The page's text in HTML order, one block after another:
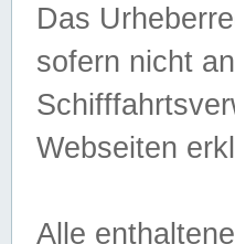
Das
sofern nicht
Webseiten
Alle